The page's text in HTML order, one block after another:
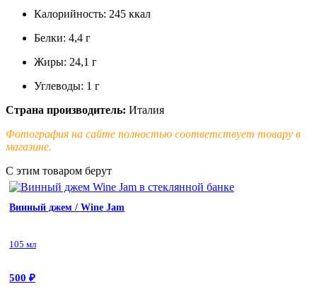
Калорийность: 245 ккал
Белки: 4,4 г
Жиры: 24,1 г
Углеводы: 1 г
Страна производитель: Италия
Фотография на сайте полностью соответствует товару в
магазине.
С этим товаром берут
Винный джем / Wine Jam
105 мл
500 ₽